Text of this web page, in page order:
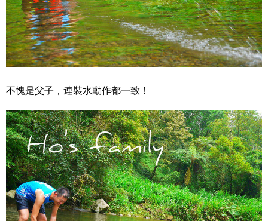
不愧是父子，連裝水動作都一致！